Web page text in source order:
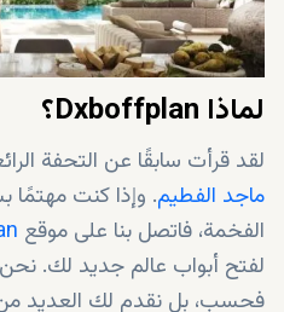
لماذا Dxboffplan؟
لقد قرأت سابقًا عن التحفة
ماجد الفطيم. وإذا كنت مهتمًا
الفخمة، فاتصل بنا على موقع
لفتح أبواب عالم جديد لك. نحن
فحسب، بل نقدم لك العديد من